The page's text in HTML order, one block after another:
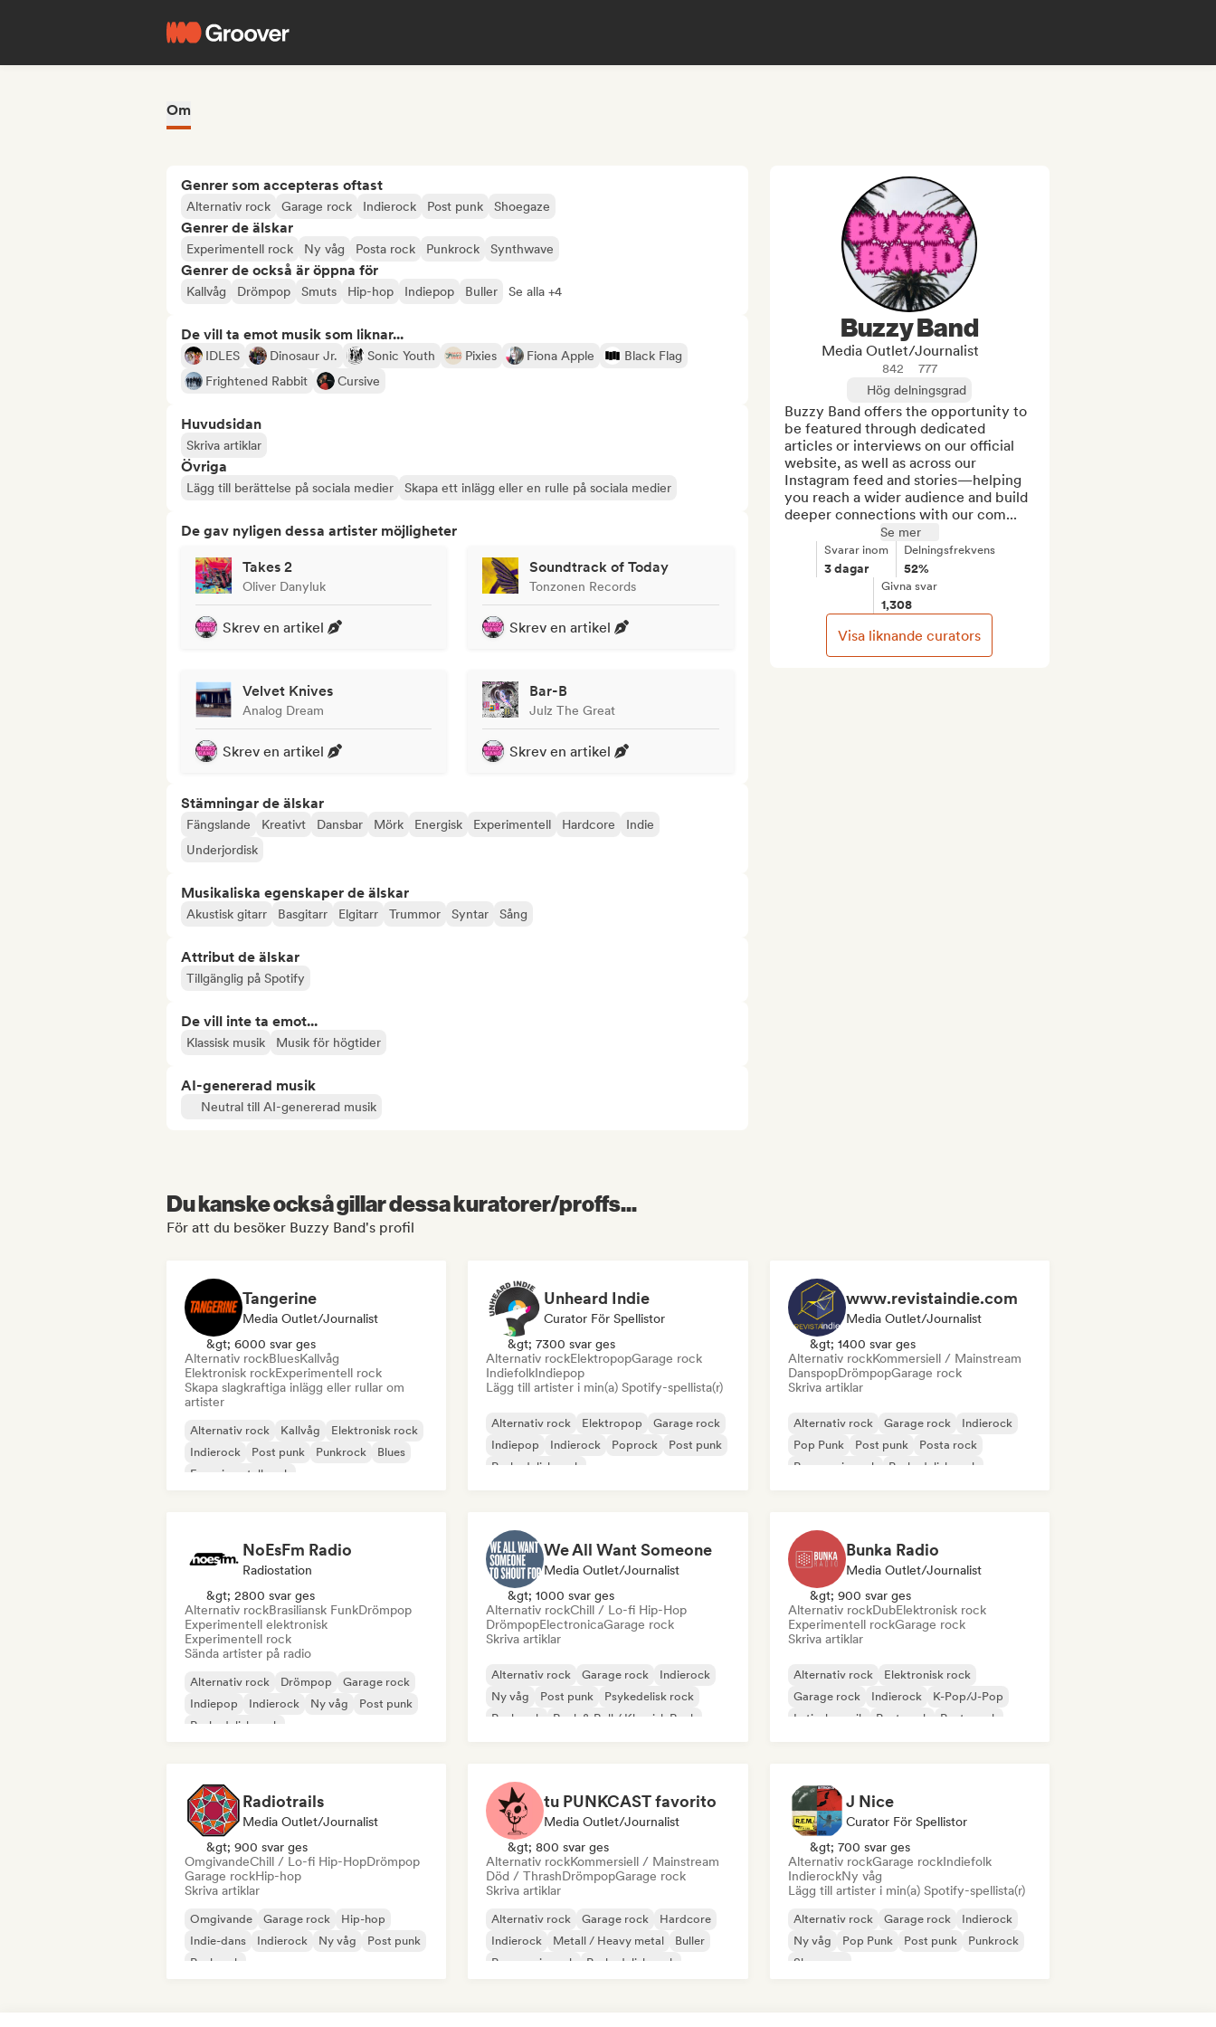
Om
Genrer som accepteras oftast
Alternativ rock Garage rock Indierock Post punk Shoegaze
Genrer de älskar
Experimentell rock Ny våg Posta rock Punkrock Synthwave
Genrer de också är öppna för
Kallvåg Drömpop Smuts Hip-hop Indiepop Buller Se alla +4
De vill ta emot musik som liknar...
IDLES Dinosaur Jr. Sonic Youth Pixies Fiona Apple
Black Flag
Frightened Rabbit
Cursive
Huvudsidan
Skriva artiklar
Övriga
Lägg till berättelse på sociala medier Skapa ett inlägg eller en rulle på sociala medier
De gav nyligen dessa artister möjligheter
Takes 2
Oliver Danyluk
Skrev en artikel
Soundtrack of Today
Tonzonen Records
Skrev en artikel
Velvet Knives
Analog Dream
Skrev en artikel
Bar-B
Julz The Great
Skrev en artikel
Stämningar de älskar
Fängslande Kreativt Dansbar Mörk Energisk Experimentell Hardcore
Indie
Underjordisk
Musikaliska egenskaper de älskar
Akustisk gitarr Basgitarr Elgitarr Trummor Syntar Sång
Attribut de älskar
Tillgänglig på Spotify
De vill inte ta emot...
Klassisk musik Musik för högtider
AI-genererad musik
Neutral till AI-genererad musik
Buzzy Band
Media Outlet/Journalist
842
777
Hög delningsgrad
Buzzy Band offers the opportunity to
be featured through dedicated
articles or interviews on our official
website, as well as across our
Instagram feed and stories—helping
you reach a wider audience and build
deeper connections with our com...
Se mer
Svarar inom
3 dagar
Delningsfrekvens
52%
Givna svar
1,308
Visa liknande curators
Du kanske också gillar dessa kuratorer/proffs...
För att du besöker Buzzy Band's profil
Tangerine
Media Outlet/Journalist
&gt; 6000 svar ges
Alternativ rockBluesKallvåg
Elektronisk rockExperimentell rock
Skapa slagkraftiga inlägg eller rullar om
artister
Alternativ rock Kallvåg
Elektronisk rock
Indierock
Post punk Punkrock
Blues
Experimentell rock
Unheard Indie
Curator För Spellistor
&gt; 7300 svar ges
Alternativ rockElektropopGarage rock
IndiefolkIndiepop
Lägg till artister i min(a) Spotify-spellista(r)
Alternativ rock Elektropop
Garage rock
Indiepop
Indierock Poprock
Post punk
Psykedelisk rock
www.revistaindie.com
Media Outlet/Journalist
&gt; 1400 svar ges
Alternativ rockKommersiell / Mainstream
DanspopDrömpopGarage rock
Skriva artiklar
Alternativ rock Garage rock
Indierock
Pop Punk
Post punk
Posta rock
Progressiv rock
Psykedelisk rock
NoEsFm Radio
Radiostation
&gt; 2800 svar ges
Alternativ rockBrasiliansk FunkDrömpop
Experimentell elektronisk
Experimentell rock
Sända artister på radio
Alternativ rock Drömpop
Garage rock
Indiepop
Indierock Ny våg
Post punk
Psykedelisk rock
We All Want Someone
Media Outlet/Journalist
&gt; 1000 svar ges
Alternativ rockChill / Lo-fi Hip-Hop
DrömpopElectronicaGarage rock
Skriva artiklar
Alternativ rock Garage rock
Indierock
Ny våg
Post punk
Psykedelisk rock
Punkrock
Rock & Roll / Klassisk Rock
Bunka Radio
Media Outlet/Journalist
&gt; 900 svar ges
Alternativ rockDubElektronisk rock
Experimentell rockGarage rock
Skriva artiklar
Alternativ rock
Elektronisk rock
Garage rock
Indierock
K-Pop/J-Pop
Latinsk musik
Post punk Posta rock
Radiotrails
Media Outlet/Journalist
&gt; 900 svar ges
OmgivandeChill / Lo-fi Hip-HopDrömpop
Garage rockHip-hop
Skriva artiklar
Omgivande Garage rock
Hip-hop
Indie-dans
Indierock Ny våg
Post punk
Punkrock
tu PUNKCAST favorito
Media Outlet/Journalist
&gt; 800 svar ges
Alternativ rockKommersiell / Mainstream
Död / ThrashDrömpopGarage rock
Skriva artiklar
Alternativ rock Garage rock
Hardcore
Indierock
Metall / Heavy metal
Buller
Progressiv rock
Psykedelisk rock
J Nice
Curator För Spellistor
&gt; 700 svar ges
Alternativ rockGarage rockIndiefolk
IndierockNy våg
Lägg till artister i min(a) Spotify-spellista(r)
Alternativ rock Garage rock
Indierock
Ny våg
Pop Punk Post punk
Punkrock
Shoegaze